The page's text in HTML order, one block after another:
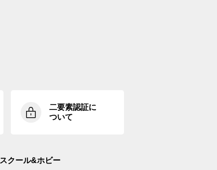
二要素認証に
ついて
スクール&ホビー